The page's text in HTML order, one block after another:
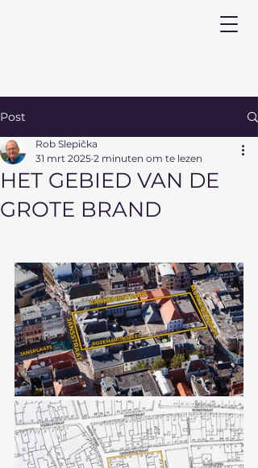
Post
HET GEBIED VAN DE
GROTE BRAND
Rob Slepička
31 mrt 2025 2 minuten om te lezen